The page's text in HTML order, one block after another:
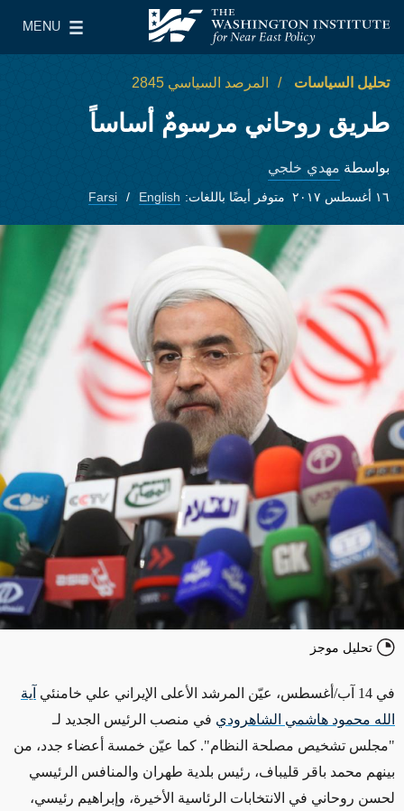
معهد واشنطن لسياسات الشرق الأدنى
MENU
Main Menu
تحليل السياسات المرصد السياسي 2845
طريق روحاني مرسومٌ أساساً
بواسطة مهدي خلجي
١٦ أغسطس ٢٠١٧ متوفر أيضًا باللغات: English
Farsi
تحليل موجز
في 14 آب/أغسطس، عيّن المرشد الأعلى الإيراني علي خامنئي
آية
الله محمود هاشمي الشاهرودي في منصب الرئيس الجديد لـ
"مجلس تشخيص مصلحة النظام". كما عيّن خمسة أعضاء جدد، من
بينهم محمد باقر قليباف، رئيس بلدية طهران والمنافس الرئيسي
لحسن روحاني في الانتخابات الرئاسية الأخيرة، وإبراهيم رئيسي،